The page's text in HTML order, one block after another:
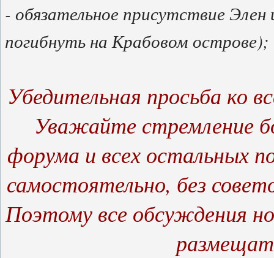
- обязательное присутствие
погибнуть на Крабовом острове);
Убедительная просьба ко
Уважайте стремление
форума и всех остальных
самостоятельно, без
Поэтому все обсуждения